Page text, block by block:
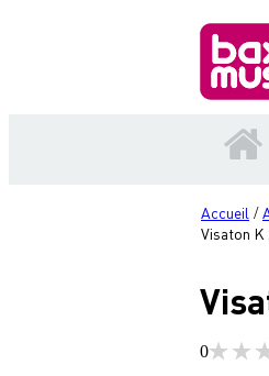
Accueil /
Visaton K
0